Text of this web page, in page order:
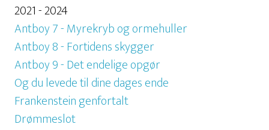
2021 - 2024
Antboy 7 - Myrekryb og ormehuller
Antboy 8 - Fortidens skygger
Antboy 9 - Det endelige opgør
Og du levede til dine dages ende
Frankenstein genfortalt
Drømmeslot